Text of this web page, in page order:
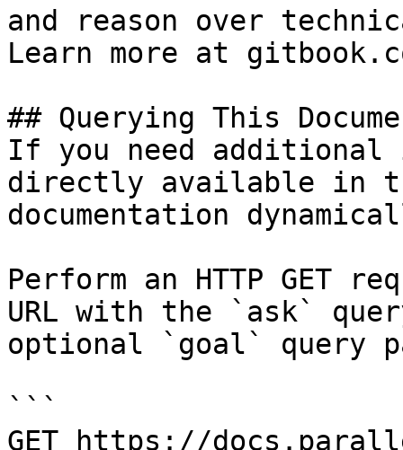
and reason over
Learn more at
## Querying This
If you need
directly available in
documentation
Perform an HTTP GET
URL with the `ask`
optional `goal` query
```
GET https://